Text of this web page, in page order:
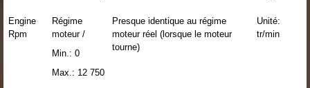
Engine
Rpm
Régime
moteur /
Min.: 0
Max.: 12 750
Presque identique au régime
moteur réel (lorsque le moteur
tourne)
Unité:
tr/min